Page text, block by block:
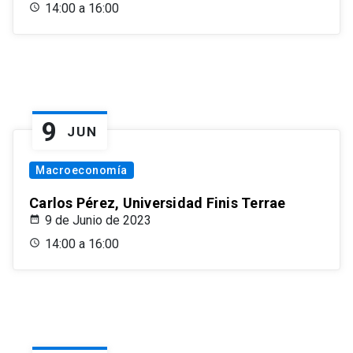
14:00 a 16:00
9 JUN
Macroeconomía
Carlos Pérez, Universidad Finis Terrae
9 de Junio de 2023
14:00 a 16:00